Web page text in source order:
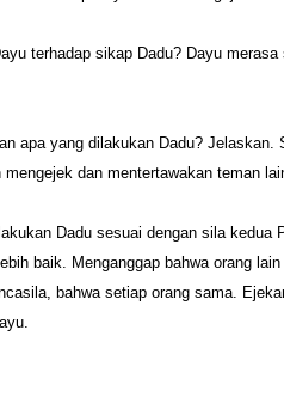
terhadap sikap Dadu? Dayu
apa yang dilakukan Dadu?
dan mentertawakan teman
Dadu sesuai dengan sila kedua
baik. Menganggap bahwa orang
bahwa setiap orang sama.